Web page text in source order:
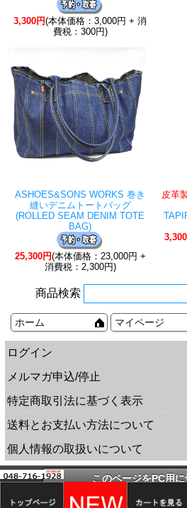
3,300円(本体価格：3,000円 + 消
費税：300円)
ASHOES&SONS WORKS 巻き
縫いデニムトートバッグ
(ROLLED SEAM DENIM TOTE
BAG)
25,300円(本体価格：23,000円 +
消費税：2,300円)
皮革
商品検索
ホーム マイページ
ログイン
メルマガ申込/停止
特定商取引法に基づく表示
送料とお支払い方法について
個人情報の取扱いについて
このページをPC用